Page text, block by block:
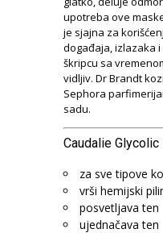
upotreba ove
je sjajna za
događaja, izlazaka
škripcu sa
vidljiv. Dr Brandt
Sephora
sadu.
Caudalie
za sve tipove
vrši hemijski
posvetljava ten
ujednačava ten